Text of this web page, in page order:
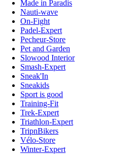
Made in Paradis
Nauti-wave
On-Fight
Padel-Expert
Pecheur-Store
Pet and Garden
Slowood Interior
Smash-Expert
Sneak'In
Sneakids
Sport is good
Training-Fit
Trek-Expert
Triathlon-Expert
TripnBikers
Vélo-Store
Winter-Expert